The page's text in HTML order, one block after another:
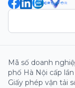
Mã số doanh
phố Hà Nội cấp
Giấy phép vận tải